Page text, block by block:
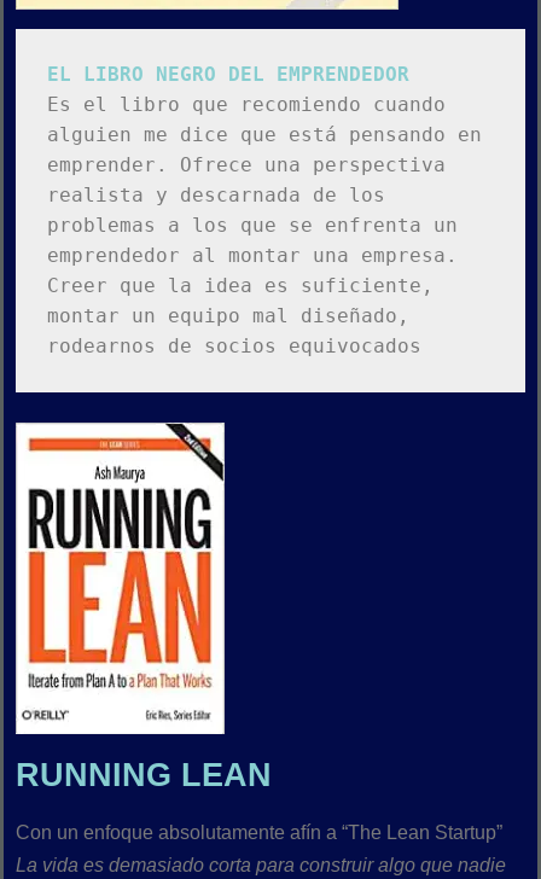
EL LIBRO NEGRO DEL EMPRENDEDOR
Es el libro que recomiendo cuando
alguien me dice que está pensando en
emprender. Ofrece una perspectiva
realista y descarnada de los
problemas a los que se enfrenta un
emprendedor al montar una empresa.
Creer que la idea es suficiente,
montar un equipo mal diseñado,
rodearnos de socios equivocados
RUNNING LEAN
Con un enfoque absolutamente afín a “The Lean Startup”
La vida es demasiado corta para construir algo que nadie